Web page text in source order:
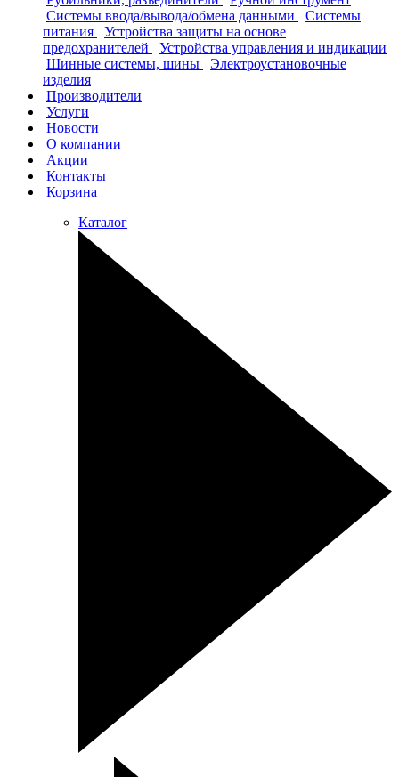
Системы ввода/вывода/обмена данными
Системы
питания
Устройства защиты на основе
предохранителей
Устройства управления и индикации
Шинные системы, шины
Электроустановочные
изделия
Производители
Услуги
Новости
О компании
Акции
Контакты
Корзина
Каталог